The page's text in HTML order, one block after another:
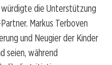
die Unterstützung
Markus Terboven
und Neugier der Kinder
seien, während